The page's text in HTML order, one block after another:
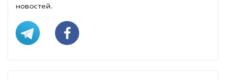
новостей.